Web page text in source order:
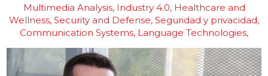
Multimedia Analysis Industry 4.0 Healthcare and
Wellness Security and Defense Seguridad y privacidad
Communication Systems Language Technologies